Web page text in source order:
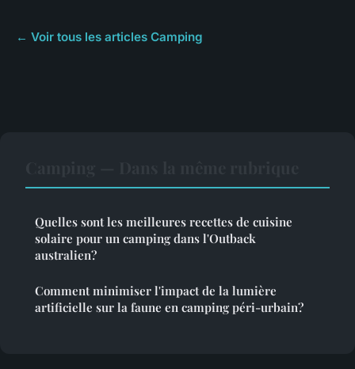
← Voir tous les articles Camping
Quelles sont les meilleures recettes de cuisine
solaire pour un camping dans l'Outback
australien?
Comment minimiser l'impact de la lumière
artificielle sur la faune en camping péri-urbain?